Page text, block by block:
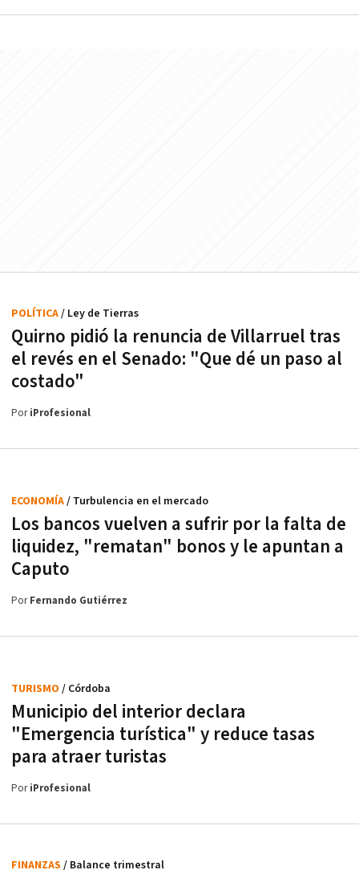
Quirno pidió la renuncia de Villarruel tras
el revés en el Senado: "Que dé un paso al
costado"
POLÍTICA/ Ley de Tierras
PoriProfesional
Los bancos vuelven a sufrir por la falta de
liquidez, "rematan" bonos y le apuntan a
Caputo
ECONOMÍA/ Turbulencia en el mercado
PorFernando Gutiérrez
Municipio del interior declara
"Emergencia turística" y reduce tasas
para atraer turistas
TURISMO / Córdoba
PoriProfesional
FINANZAS / Balance trimestral